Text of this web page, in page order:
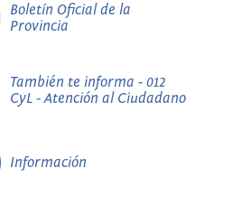
Boletín Oficial de la
Provincia
También te informa - 012
CyL - Atención al Ciudadano
Información